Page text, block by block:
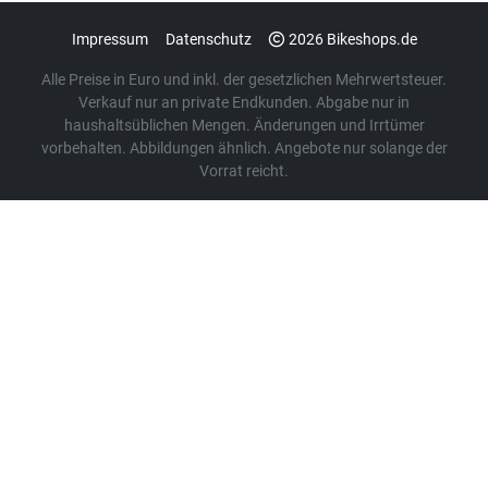
Impressum Datenschutz 2026 Bikeshops.de
Alle Preise in Euro und inkl. der gesetzlichen Mehrwertsteuer.
Verkauf nur an private Endkunden. Abgabe nur in
haushaltsüblichen Mengen. Änderungen und Irrtümer
vorbehalten. Abbildungen ähnlich. Angebote nur solange der
Vorrat reicht.